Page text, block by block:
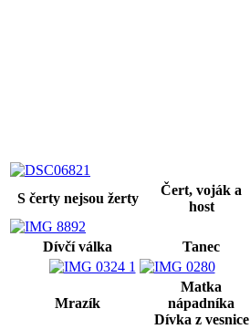
S čerty nejsou žerty
Čert, voják a
host
Dívčí válka Tanec
Mrazík
Matka
nápadníka
Dívka z vesnice